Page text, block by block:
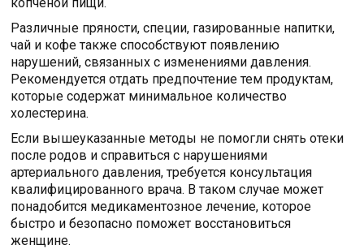
Различные пряности, специи, газированные напитки,
чай и кофе также способствуют появлению
нарушений, связанных с изменениями давления.
Рекомендуется отдать предпочтение тем продуктам,
которые содержат минимальное количество
холестерина.
Если вышеуказанные методы не помогли снять отеки
после родов и справиться с нарушениями
артериального давления, требуется консультация
квалифицированного врача. В таком случае может
понадобится медикаментозное лечение, которое
быстро и безопасно поможет восстановиться
женщине.